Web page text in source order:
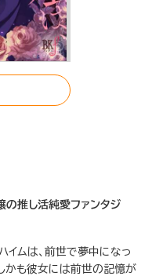
推し活純愛ファンタジ
イムは、前世で夢中になっ
かも彼女には前世の記憶が